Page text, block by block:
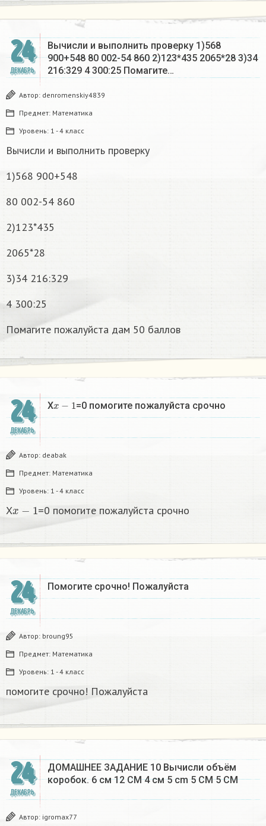
24
ДЕКАБРЬ
Вычисли и выполнить проверку 1)568
900+548 80 002-54 860 2)123*435 2065*28 3)34
216:329 4 300:25 Помагите…
Автор: denromenskiy4839
Предмет: Математика
Уровень: 1 - 4 класс
Вычисли и выполнить проверку
1)568 900+548
80 002-54 860
2)123*435
2065*28
3)34 216:329
4 300:25
Помагите пожалуйста дам 50 баллов
24
ДЕКАБРЬ
Xx−1 =0 помогите пожалуйста срочно
Автор: deabak
Предмет: Математика
Уровень: 1 - 4 класс
X =0 помогите пожалуйста срочно
24
ДЕКАБРЬ
Помогите срочно! Пожалуйста
Автор: broung95
Предмет: Математика
Уровень: 1 - 4 класс
помогите срочно! Пожалуйста
24
ДЕКАБРЬ
ДОМАШНЕЕ ЗАДАНИЕ 10 Вычисли объём
коробок. 6 см 12 CM 4 см 5 cm 5 CM 5 CM​
Автор: igromax77